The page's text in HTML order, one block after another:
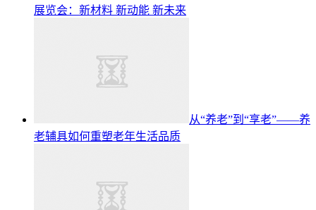
展览会：新材料 新动能 新未来
从“养老”到“享老”——养
老辅具如何重塑老年生活品质